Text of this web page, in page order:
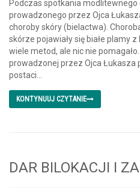
Podczas spotkania
prowadzonego przez Ojca
choroby skóry (bielactwa).
skórze pojawiały się białe plamy
wiele metod, ale nic nie
prowadzonej przez Ojca Łukasza
postaci...
KONTYNUUJ CZYTANIE
DAR BILOKACJI I